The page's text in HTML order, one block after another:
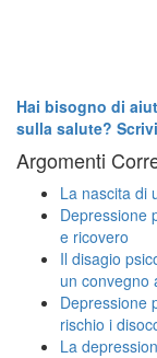
Hai bisogno di
sulla salute?
Argomenti
La nascita di
Depressione
e ricovero
Il disagio
un convegno
Depressione
rischio i
La